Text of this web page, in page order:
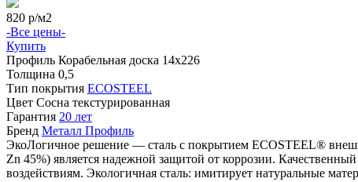
820 р/м2
-Все цены-
Купить
Профиль Корабельная доска 14х226
Толщина 0,5
Тип покрытия ECOSTEEL
Цвет Сосна текстурированная
Гарантия 20 лет
Бренд Металл Профиль
ЭкоЛогичное решение — сталь с покрытием ECOSTEEL®
Zn 45%) является надежной защитой от коррозии.
воздействиям. Экологичная сталь: имитирует натуральные